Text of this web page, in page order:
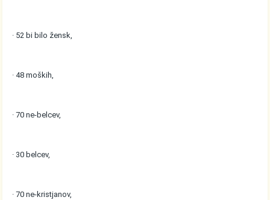
· 52 bi bilo žensk,
· 48 moških,
· 70 ne-belcev,
· 30 belcev,
· 70 ne-kristjanov,